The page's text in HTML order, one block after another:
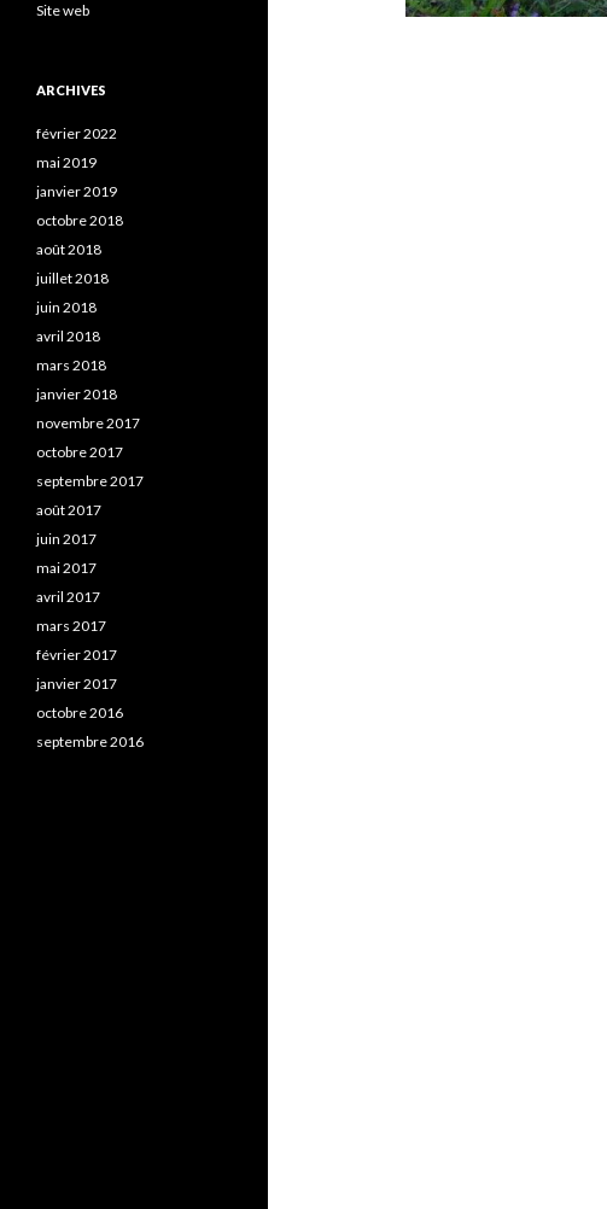
Site web
ARCHIVES
février 2022
mai 2019
janvier 2019
octobre 2018
août 2018
juillet 2018
juin 2018
avril 2018
mars 2018
janvier 2018
novembre 2017
octobre 2017
septembre 2017
août 2017
juin 2017
mai 2017
avril 2017
mars 2017
février 2017
janvier 2017
octobre 2016
septembre 2016